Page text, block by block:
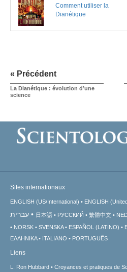
Comment utiliser la
Dianétique
« Précédent
La Dianétique : évolution d’une
science
Sites internationaux
ENGLISH (US/International) ENGLISH
עברית 日本語 РУССКИЙ 繁體中文
NORSK
SVENSKA ESPAÑOL (LATINO)
ΕΛΛΗΝΙΚA
ITALIANO PORTUGUÊS
Liens
L. Ron Hubbard Croyances et pratiques de